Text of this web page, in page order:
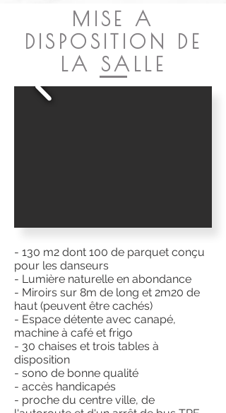
MISE A
DISPOSITION DE
LA SALLE
- 130 m2 dont 100 de parquet conçu
pour les danseurs
- Lumière naturelle en abondance
- Miroirs sur 8m de long et 2m20 de
haut (peuvent être cachés)
- Espace détente avec canapé,
machine à café et frigo
- 30 chaises et trois tables à
disposition
- sono de bonne qualité
- accès handicapés
- proche du centre ville, de